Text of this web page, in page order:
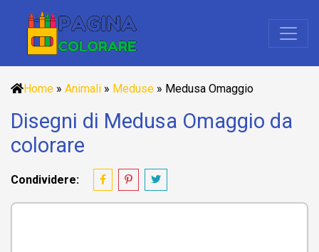
Home » Animali » Meduse » Medusa Omaggio
Disegni di Medusa Omaggio da
colorare
Condividere: